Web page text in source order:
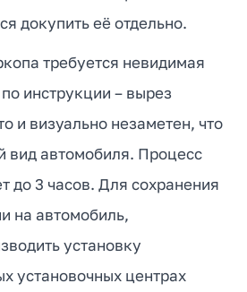
докупить её отдельно.
требуется невидимая
инструкции – вырез
и визуально незаметен, что
вид автомобиля. Процесс
до 3 часов. Для сохранения
на автомобиль,
установку
установочных центрах